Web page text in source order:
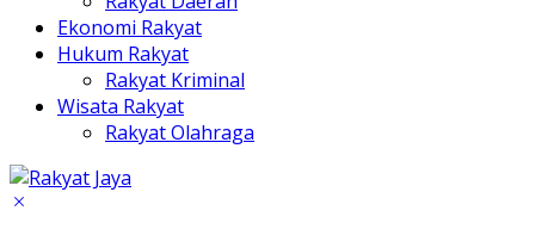
Ekonomi Rakyat
Hukum Rakyat
Rakyat Kriminal
Wisata Rakyat
Rakyat Olahraga